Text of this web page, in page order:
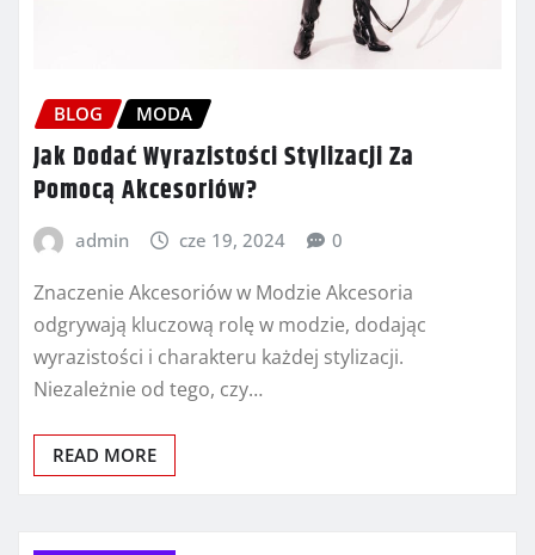
BLOG MODA
Jak Dodać Wyrazistości Stylizacji Za
Pomocą Akcesoriów?
admin cze 19, 2024 0
Znaczenie Akcesoriów w Modzie Akcesoria
odgrywają kluczową rolę w modzie, dodając
wyrazistości i charakteru każdej stylizacji.
Niezależnie od tego, czy…
READ MORE